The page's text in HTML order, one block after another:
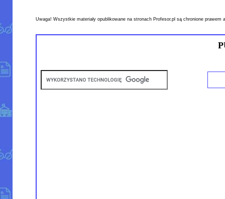
Uwaga! Wszystkie materiały opublikowane na stronach Profesor.pl są chronione